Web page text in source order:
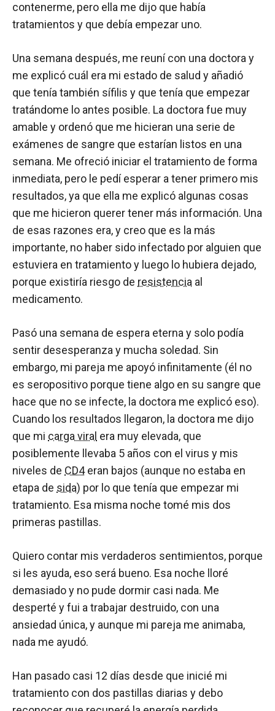
contenerme, pero ella me dijo que había
tratamientos y que debía empezar uno.
Una semana después, me reuní con una doctora y
me explicó cuál era mi estado de salud y añadió
que tenía también sífilis y que tenía que empezar
tratándome lo antes posible. La doctora fue muy
amable y ordenó que me hicieran una serie de
exámenes de sangre que estarían listos en una
semana. Me ofreció iniciar el tratamiento de forma
inmediata, pero le pedí esperar a tener primero mis
resultados, ya que ella me explicó algunas cosas
que me hicieron querer tener más información. Una
de esas razones era, y creo que es la más
importante, no haber sido infectado por alguien que
estuviera en tratamiento y luego lo hubiera dejado,
porque existiría riesgo de resistencia al
medicamento.
Pasó una semana de espera eterna y solo podía
sentir desesperanza y mucha soledad. Sin
embargo, mi pareja me apoyó infinitamente (él no
es seropositivo porque tiene algo en su sangre que
hace que no se infecte, la doctora me explicó eso).
Cuando los resultados llegaron, la doctora me dijo
que mi carga viral era muy elevada, que
posiblemente llevaba 5 años con el virus y mis
niveles de CD4eran bajos (aunque no estaba en
etapa de sida) por lo que tenía que empezar mi
tratamiento. Esa misma noche tomé mis dos
primeras pastillas.
Quiero contar mis verdaderos sentimientos, porque
si les ayuda, eso será bueno. Esa noche lloré
demasiado y no pude dormir casi nada. Me
desperté y fui a trabajar destruido, con una
ansiedad única, y aunque mi pareja me animaba,
nada me ayudó.
Han pasado casi 12 días desde que inicié mi
tratamiento con dos pastillas diarias y debo